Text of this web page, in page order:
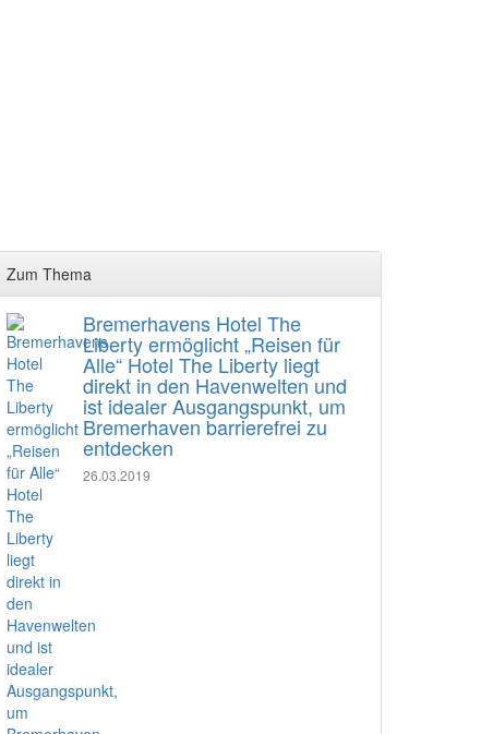
Zum Thema
Bremerhavens Hotel The
Liberty ermöglicht „Reisen für
Alle“ Hotel The Liberty liegt
direkt in den Havenwelten und
ist idealer Ausgangspunkt, um
Bremerhaven barrierefrei zu
entdecken
26.03.2019